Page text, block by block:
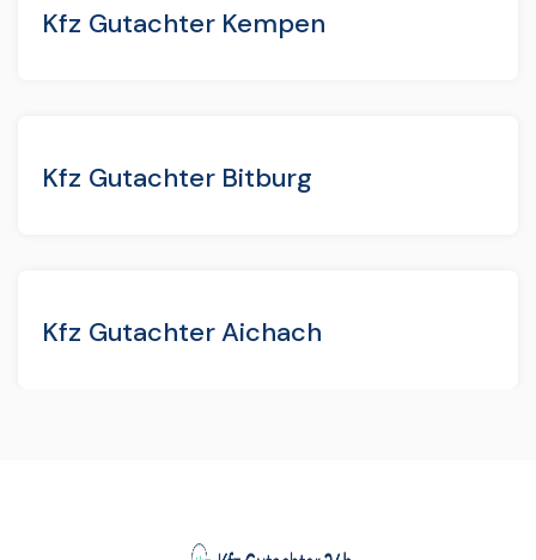
Kfz Gutachter Kempen
Kfz Gutachter Bitburg
Kfz Gutachter Aichach